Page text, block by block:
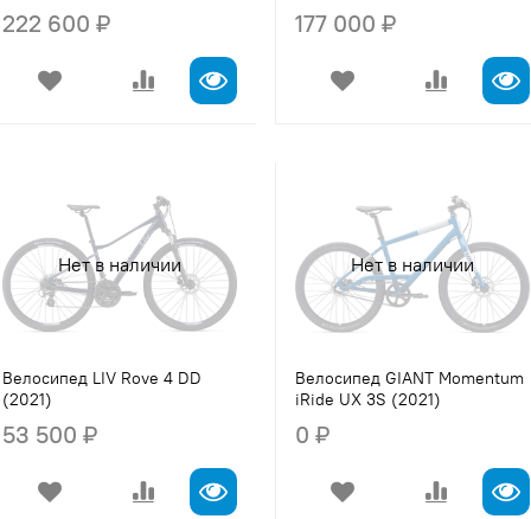
222 600 ₽ 177 000 ₽
Нет в наличии
Велосипед LIV Rove 4 DD
(2021)
53 500 ₽
Нет в наличии
Велосипед GIANT Momentum
iRide UX 3S (2021)
0 ₽